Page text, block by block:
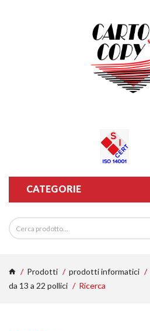
CATEGORIE
Prodotti prodotti informatici
da 13 a 22 pollici
Ricerca